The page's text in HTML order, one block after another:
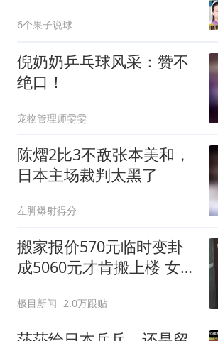
6个果子说球
倪奶奶乒乓球风采：赞不
绝口！
宠物管理师雯雯
陈熠2比3不敌张本美和，
日本主场裁判太黑了
左脚爆射得分
搬家报价570元临时变卦
成5060元才肯搬上楼 女子
极目新闻 2.0万跟贴